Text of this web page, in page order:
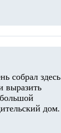
собрал здесь
выразить
дом.